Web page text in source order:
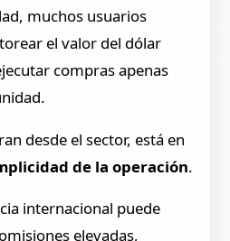
muchos usuarios
el valor del dólar
compras apenas
desde el sector, está en
de la operación.
internacional puede
elevadas,